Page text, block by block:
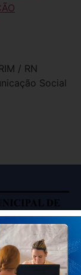
/ RN
Social